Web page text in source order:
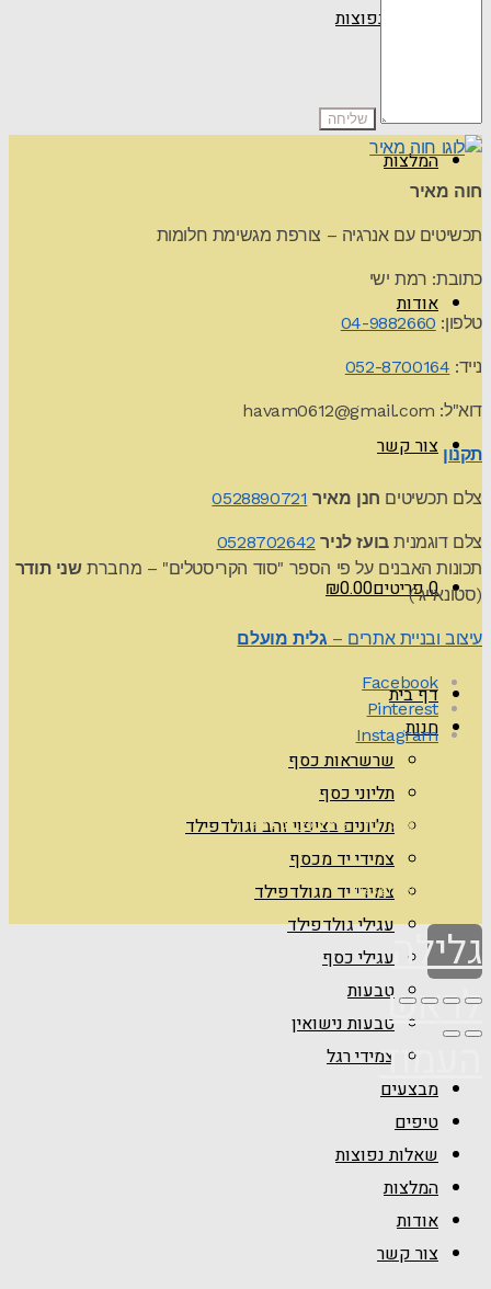
שאלות נפוצות
המלצות
אודות
צור קשר
0 פריטים ₪0.00
דף בית
חנות
שרשראות כסף
תליוני כסף
תליונים בציפוי זהב וגולדפילד
צמידי יד מכסף
צמידי יד מגולדפילד
עגילי גולדפילד
עגילי כסף
טבעות
טבעות נישואין
צמידי רגל
מבצעים
טיפים
שאלות נפוצות
המלצות
אודות
צור קשר
חוה מאיר
תכשיטים עם אנרגיה – צורפת מגשימת חלומות
כתובת: רמת ישי
טלפון: 04-9882660
נייד: 052-8700164
דוא"ל: havam0612@gmail.com
תקנון
צלם תכשיטים חנן מאיר 0528890721
צלם דוגמניתבועז לניר 0528702642
תכונות האבנים על פי הספר "סוד הקריסטלים" – מחברתשני תודר
(סטונאייג')
עיצוב ובניית אתרים –גלית מועלם
Facebook
Pinterest
Instagram
Theme byPojo.me- WordPress Themes
Design by
גלילה
לראש
העמוד